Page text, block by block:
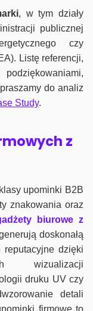
, w tym działy
publicznej
czy
Listę referencji,
do analiz
Study.
z
upominki B2B
znakowania oraz
biurowe z
doskonałą
dzięki
wizualizacji
druku UV czy
detali